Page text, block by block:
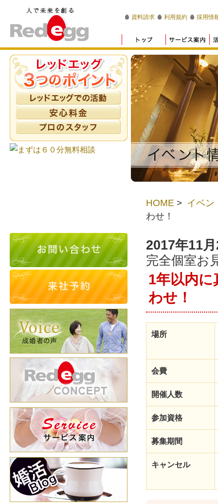
資料請求 利用規約 採用情
HOME > イベン
わせ！
2017年11
完全個室お
1年以内
わせ！
場所
会費
開催人数
参加資格
募集期間
キャンセル